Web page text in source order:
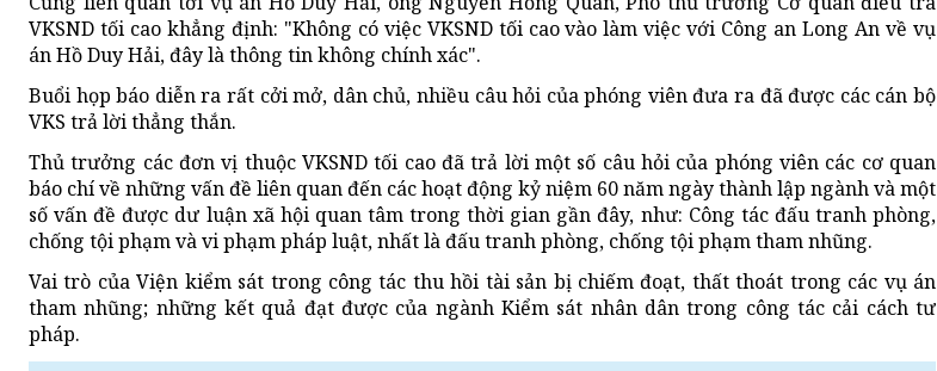
VKSND tối cao khẳng định: "Không có việc VKSND tối cao vào làm việc với Công an Long An về vụ
án Hồ Duy Hải, đây là thông tin không chính xác".
Buổi họp báo diễn ra rất cởi mở, dân chủ, nhiều câu hỏi của phóng viên đưa ra đã được các cán bộ
VKS trả lời thẳng thắn.
Thủ trưởng các đơn vị thuộc VKSND tối cao đã trả lời một số câu hỏi của phóng viên các cơ quan
báo chí về những vấn đề liên quan đến các hoạt động kỷ niệm 60 năm ngày thành lập ngành và một
số vấn đề được dư luận xã hội quan tâm trong thời gian gần đây, như: Công tác đấu tranh phòng,
chống tội phạm và vi phạm pháp luật, nhất là đấu tranh phòng, chống tội phạm tham nhũng.
Vai trò của Viện kiểm sát trong công tác thu hồi tài sản bị chiếm đoạt, thất thoát trong các vụ án
tham nhũng; những kết quả đạt được của ngành Kiểm sát nhân dân trong công tác cải cách tư
pháp.